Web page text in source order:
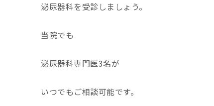
泌尿器科を受診しましょう。
当院でも
泌尿器科専門医3名が
いつでもご相談可能です。